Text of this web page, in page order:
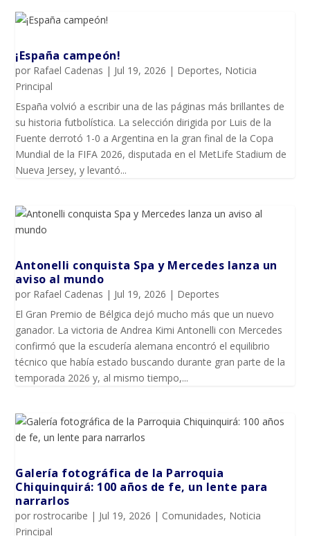
¡España campeón!
por Rafael Cadenas | Jul 19, 2026 | Deportes, Noticia
Principal
España volvió a escribir una de las páginas más brillantes de
su historia futbolística. La selección dirigida por Luis de la
Fuente derrotó 1-0 a Argentina en la gran final de la Copa
Mundial de la FIFA 2026, disputada en el MetLife Stadium de
Nueva Jersey, y levantó...
Antonelli conquista Spa y Mercedes lanza un
aviso al mundo
por Rafael Cadenas | Jul 19, 2026 | Deportes
El Gran Premio de Bélgica dejó mucho más que un nuevo
ganador. La victoria de Andrea Kimi Antonelli con Mercedes
confirmó que la escudería alemana encontró el equilibrio
técnico que había estado buscando durante gran parte de la
temporada 2026 y, al mismo tiempo,...
Galería fotográfica de la Parroquia
Chiquinquirá: 100 años de fe, un lente para
narrarlos
porrostrocaribe | Jul 19, 2026 | Comunidades, Noticia
Principal